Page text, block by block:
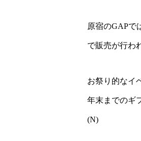
原宿のGAPで
で販売が行わ
お祭り的なイ
年末までのギ
(N)